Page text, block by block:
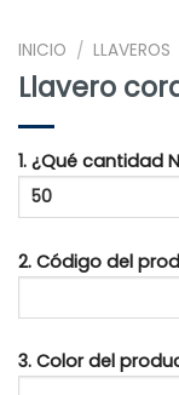
INICIO / LLAVEROS
Llavero
1. ¿Qué cantidad
2. Código del
3. Color del